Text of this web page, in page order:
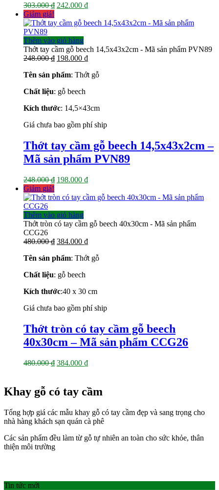
303.000₫ Giá
là:
242.000 ₫Giá
tại
Giảm giá!
Thêm vào giỏ hàng
Thớt tay cầm gỗ beech 14,5x43x2cm - Mã sản phẩm PVN89
248.000₫ Giá
là:
198.000 ₫Giá
tại
Tên sản phẩm: Thớt gỗ
Chất liệu: gỗ beech
Kích thước: 14,5×43cm
Giá chưa bao gồm phí ship
Thớt tay cầm gỗ beech 14,5x43x2cm –
Mã sản phẩm PVN89
248.000₫ Giá
là:
198.000 ₫Giá
tại
Giảm giá!
Thêm vào giỏ hàng
Thớt tròn có tay cầm gỗ beech 40x30cm - Mã sản phẩm
CCG26
480.000₫ Giá
là:
384.000 ₫Giá
tại
Tên sản phẩm: Thớt gỗ
Chất liệu: gỗ beech
Kích thước:40 x 30 cm
Giá chưa bao gồm phí ship
Thớt tròn có tay cầm gỗ beech
40x30cm – Mã sản phẩm CCG26
480.000₫ Giá
480.000 ₫.
384.000 ₫Giá
là:
384.000 ₫.
Khay gỗ có tay cầm
Tổng hợp giá các mẫu khay gỗ có tay cầm đẹp và sang trọng cho
nhà hàng khách sạn quán cà phê
Các sản phẩm đều làm từ gỗ tự nhiên an toàn cho sức khỏe, thân
thiện môi trường
Tin tức mới